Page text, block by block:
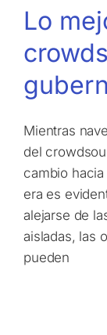
Lo
Mientras
del
cambio
era es
alejarse de
aisladas, las
pueden